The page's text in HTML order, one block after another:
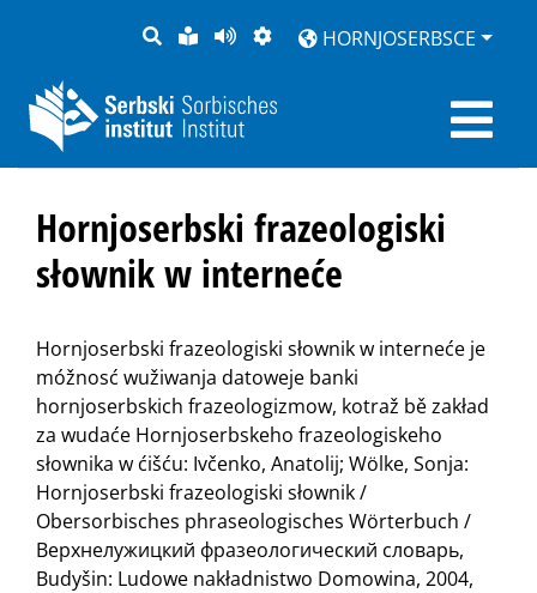
PYTANJE
LOCHKA
RĚČ
STRONU
PŘEDČITAĆ
ZWOBRAZNJENJE
HORNJOSERBSCE
Hornjoserbski frazeologiski
słownik w interneće
Hornjoserbski frazeologiski słownik w interneće je
móžnosć wužiwanja datoweje banki
hornjoserbskich frazeologizmow, kotraž bě zakład
za wudaće Hornjoserbskeho frazeologiskeho
słownika w ćišću: Ivčenko, Anatolij; Wölke, Sonja:
Hornjoserbski frazeologiski słownik /
Obersorbisches phraseologisches Wörterbuch /
Верхнелужицкий фразеологический словарь,
Budyšin: Ludowe nakładnistwo Domowina, 2004,